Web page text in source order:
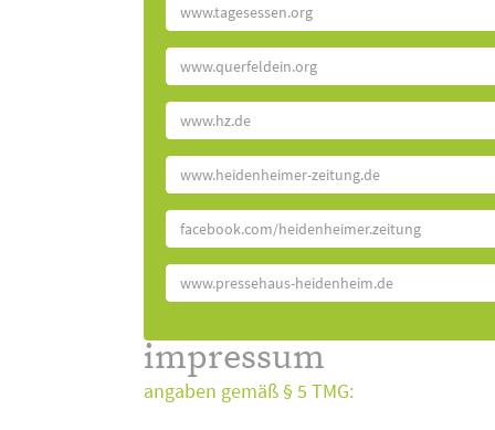
www.tagesessen.org
www.querfeldein.org
www.hz.de
www.heidenheimer-zeitung.de
facebook.com/heidenheimer.zeitung
www.pressehaus-heidenheim.de
impressum
angaben gemäß § 5 TMG: